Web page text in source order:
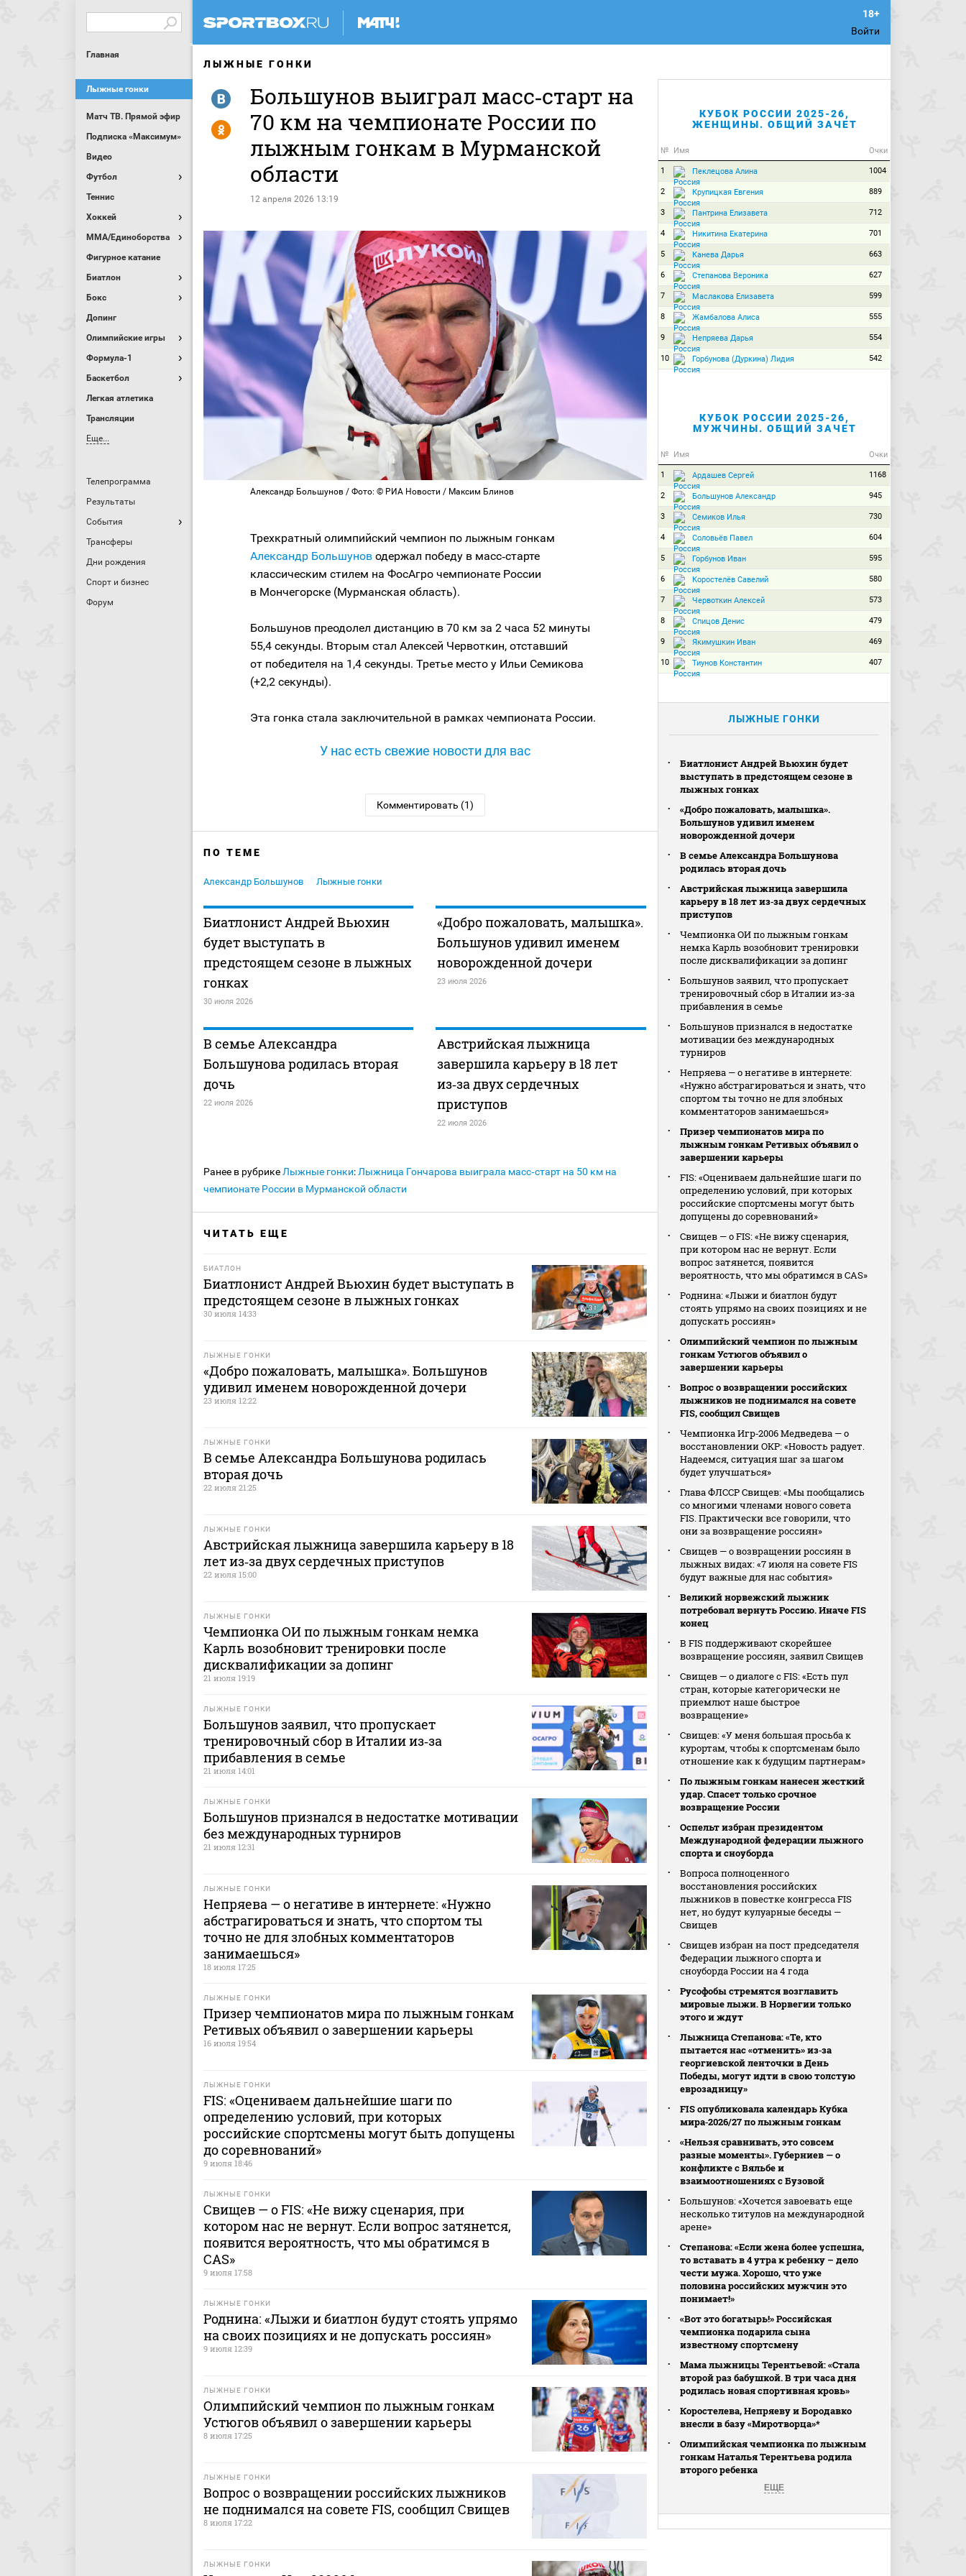
Войти
Главная
Лыжные гонки
Матч ТВ. Прямой эфир
Подписка «Максимум»
Видео
Футбол
Теннис
Хоккей
MMA/Единоборства
Фигурное катание
Биатлон
Бокс
Допинг
Олимпийские игры
Формула-1
Баскетбол
Легкая атлетика
Трансляции
Еще...
Телепрограмма
Результаты
События
Трансферы
Дни рождения
Спорт и бизнес
Форум
ЛЫЖНЫЕ ГОНКИ
Большунов выиграл масс‑старт на
70 км на чемпионате России по
лыжным гонкам в Мурманской
области
12 апреля 2026 13:19
R
Y
Александр Большунов / Фото: © РИА Новости / Максим Блинов
Трехкратный олимпийский чемпион по лыжным гонкам
Александр Большунов одержал победу в масс‑старте
классическим стилем на ФосАгро чемпионате России
в Мончегорске (Мурманская область).
Большунов преодолел дистанцию в 70 км за 2 часа 52 минуты
55,4 секунды. Вторым стал Алексей Червоткин, отставший
от победителя на 1,4 секунды. Третье место у Ильи Семикова
(+2,2 секунды).
Эта гонка стала заключительной в рамках чемпионата России.
У нас есть свежие новости для вас
Комментировать (1)
ПО ТЕМЕ
Александр Большунов Лыжные гонки
Биатлонист Андрей Вьюхин
будет выступать в
предстоящем сезоне в лыжных
гонках
30 июля 2026
«Добро пожаловать, малышка».
Большунов удивил именем
новорожденной дочери
23 июля 2026
В семье Александра
Большунова родилась вторая
дочь
22 июля 2026
Австрийская лыжница
завершила карьеру в 18 лет
из‑за двух сердечных
приступов
22 июля 2026
Ранее в рубрикеЛыжные гонки:Лыжница Гончарова выиграла масс‑старт на 50 км на
чемпионате России в Мурманской области
ЧИТАТЬ ЕЩЕ
БИАТЛОН
Биатлонист Андрей Вьюхин будет выступать в
предстоящем сезоне в лыжных гонках
30 июля 14:33
ЛЫЖНЫЕ ГОНКИ
«Добро пожаловать, малышка». Большунов
удивил именем новорожденной дочери
23 июля 12:22
ЛЫЖНЫЕ ГОНКИ
В семье Александра Большунова родилась
вторая дочь
22 июля 21:25
ЛЫЖНЫЕ ГОНКИ
Австрийская лыжница завершила карьеру в 18
лет из‑за двух сердечных приступов
22 июля 15:00
ЛЫЖНЫЕ ГОНКИ
Чемпионка ОИ по лыжным гонкам немка
Карль возобновит тренировки после
дисквалификации за допинг
21 июля 19:19
ЛЫЖНЫЕ ГОНКИ
Большунов заявил, что пропускает
тренировочный сбор в Италии из‑за
прибавления в семье
21 июля 14:01
ЛЫЖНЫЕ ГОНКИ
Большунов признался в недостатке мотивации
без международных турниров
21 июля 12:31
ЛЫЖНЫЕ ГОНКИ
Непряева — о негативе в интернете: «Нужно
абстрагироваться и знать, что спортом ты
точно не для злобных комментаторов
занимаешься»
18 июля 17:25
ЛЫЖНЫЕ ГОНКИ
Призер чемпионатов мира по лыжным гонкам
Ретивых объявил о завершении карьеры
16 июля 19:54
ЛЫЖНЫЕ ГОНКИ
FIS: «Оцениваем дальнейшие шаги по
определению условий, при которых
российские спортсмены могут быть допущены
до соревнований»
9 июля 18:46
ЛЫЖНЫЕ ГОНКИ
Свищев — о FIS: «Не вижу сценария, при
котором нас не вернут. Если вопрос затянется,
появится вероятность, что мы обратимся в
CAS»
9 июля 17:58
ЛЫЖНЫЕ ГОНКИ
Роднина: «Лыжи и биатлон будут стоять упрямо
на своих позициях и не допускать россиян»
9 июля 12:39
ЛЫЖНЫЕ ГОНКИ
Олимпийский чемпион по лыжным гонкам
Устюгов объявил о завершении карьеры
8 июля 17:25
ЛЫЖНЫЕ ГОНКИ
Вопрос о возвращении российских лыжников
не поднимался на совете FIS, сообщил Свищев
8 июля 17:22
ЛЫЖНЫЕ ГОНКИ
КУБОК РОССИИ 2025-26,
ЖЕНЩИНЫ. ОБЩИЙ ЗАЧЕТ
№ Имя Очки
1 Пеклецова Алина 1004
2 Крупицкая Евгения 889
3 Пантрина Елизавета 712
4 Никитина Екатерина 701
5 Канева Дарья 663
6 Степанова Вероника 627
7 Маслакова Елизавета 599
8 Жамбалова Алиса 555
9 Непряева Дарья 554
10 Горбунова (Дуркина) Лидия 542
КУБОК РОССИИ 2025-26,
МУЖЧИНЫ. ОБЩИЙ ЗАЧЕТ
№ Имя Очки
1 Ардашев Сергей 1168
2 Большунов Александр 945
3 Семиков Илья 730
4 Соловьёв Павел 604
5 Горбунов Иван 595
6 Коростелёв Савелий 580
7 Червоткин Алексей 573
8 Спицов Денис 479
9 Якимушкин Иван 469
10 Тиунов Константин 407
ЛЫЖНЫЕ ГОНКИ
Биатлонист Андрей Вьюхин будет
выступать в предстоящем сезоне в
лыжных гонках
«Добро пожаловать, малышка».
Большунов удивил именем
новорожденной дочери
В семье Александра Большунова
родилась вторая дочь
Австрийская лыжница завершила
карьеру в 18 лет из‑за двух сердечных
приступов
Чемпионка ОИ по лыжным гонкам
немка Карль возобновит тренировки
после дисквалификации за допинг
Большунов заявил, что пропускает
тренировочный сбор в Италии из‑за
прибавления в семье
Большунов признался в недостатке
мотивации без международных
турниров
Непряева — о негативе в интернете:
«Нужно абстрагироваться и знать, что
спортом ты точно не для злобных
комментаторов занимаешься»
Призер чемпионатов мира по
лыжным гонкам Ретивых объявил о
завершении карьеры
FIS: «Оцениваем дальнейшие шаги по
определению условий, при которых
российские спортсмены могут быть
допущены до соревнований»
Свищев — о FIS: «Не вижу сценария,
при котором нас не вернут. Если
вопрос затянется, появится
вероятность, что мы обратимся в CAS»
Роднина: «Лыжи и биатлон будут
стоять упрямо на своих позициях и не
допускать россиян»
Олимпийский чемпион по лыжным
гонкам Устюгов объявил о
завершении карьеры
Вопрос о возвращении российских
лыжников не поднимался на совете
FIS, сообщил Свищев
Чемпионка Игр‑2006 Медведева — о
восстановлении ОКР: «Новость радует.
Надеемся, ситуация шаг за шагом
будет улучшаться»
Глава ФЛССР Свищев: «Мы пообщались
со многими членами нового совета
FIS. Практически все говорили, что
они за возвращение россиян»
Свищев — о возвращении россиян в
лыжных видах: «7 июля на совете FIS
будут важные для нас события»
Великий норвежский лыжник
потребовал вернуть Россию. Иначе FIS
конец
В FIS поддерживают скорейшее
возвращение россиян, заявил Свищев
Свищев — о диалоге с FIS: «Есть пул
стран, которые категорически не
приемлют наше быстрое
возвращение»
Свищев: «У меня большая просьба к
курортам, чтобы к спортсменам было
отношение как к будущим партнерам»
По лыжным гонкам нанесен жесткий
удар. Спасет только срочное
возвращение России
Оспельт избран президентом
Международной федерации лыжного
спорта и сноуборда
Вопроса полноценного
восстановления российских
лыжников в повестке конгресса FIS
нет, но будут кулуарные беседы —
Свищев
Свищев избран на пост председателя
Федерации лыжного спорта и
сноуборда России на 4 года
Русофобы стремятся возглавить
мировые лыжи. В Норвегии только
этого и ждут
Лыжница Степанова: «Те, кто
пытается нас «отменить» из‑за
георгиевской ленточки в День
Победы, могут идти в свою толстую
еврозадницу»
FIS опубликовала календарь Кубка
мира‑2026/27 по лыжным гонкам
«Нельзя сравнивать, это совсем
разные моменты». Губерниев — о
конфликте с Вяльбе и
взаимоотношениях с Бузовой
Большунов: «Хочется завоевать еще
несколько титулов на международной
арене»
Степанова: «Если жена более успешна,
то вставать в 4 утра к ребенку – дело
чести мужа. Хорошо, что уже
половина российских мужчин это
понимает!»
«Вот это богатырь!» Российская
чемпионка подарила сына
известному спортсмену
Мама лыжницы Терентьевой: «Стала
второй раз бабушкой. В три часа дня
родилась новая спортивная кровь»
Коростелева, Непряеву и Бородавко
внесли в базу «Миротворца»*
Олимпийская чемпионка по лыжным
гонкам Наталья Терентьева родила
второго ребенка
ЕЩЕ